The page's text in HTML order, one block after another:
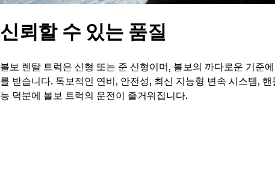
신뢰할 수 있는 품질
볼보 렌탈 트럭은 신형 또는 준 신형이며, 볼보의 까다로운 기준
를 받습니다. 독보적인 연비, 안전성, 최신 지능형 변속 시스템,
능 덕분에 볼보 트럭의 운전이 즐거워집니다.